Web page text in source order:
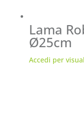
Lama
Ø25cm
Accedi per